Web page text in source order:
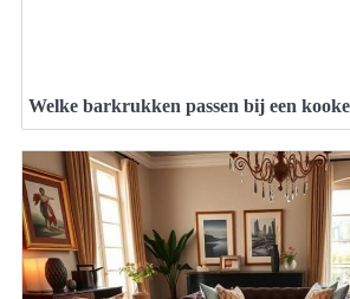
Welke barkrukken passen bij een